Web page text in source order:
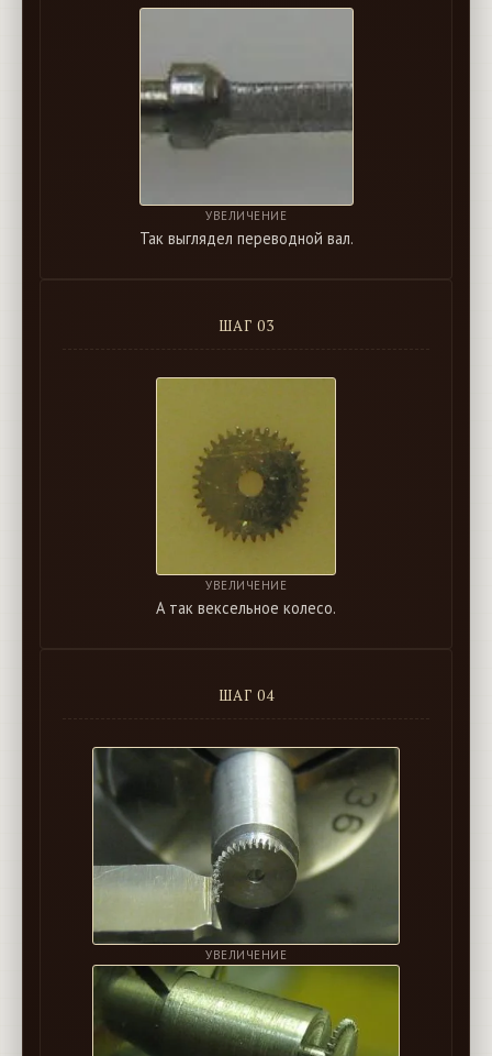
УВЕЛИЧЕНИЕ
Так выглядел переводной вал.
ШАГ 03
УВЕЛИЧЕНИЕ
А так вексельное колесо.
ШАГ 04
УВЕЛИЧЕНИЕ